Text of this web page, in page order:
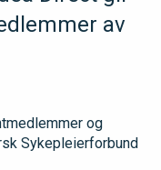
av
og
Sykepleierforbund